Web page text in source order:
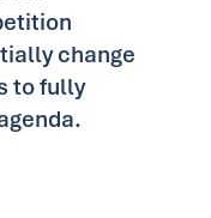
change
to fully